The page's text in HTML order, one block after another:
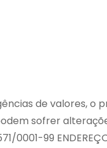
de valores, o
sofrer alterações
0001-99